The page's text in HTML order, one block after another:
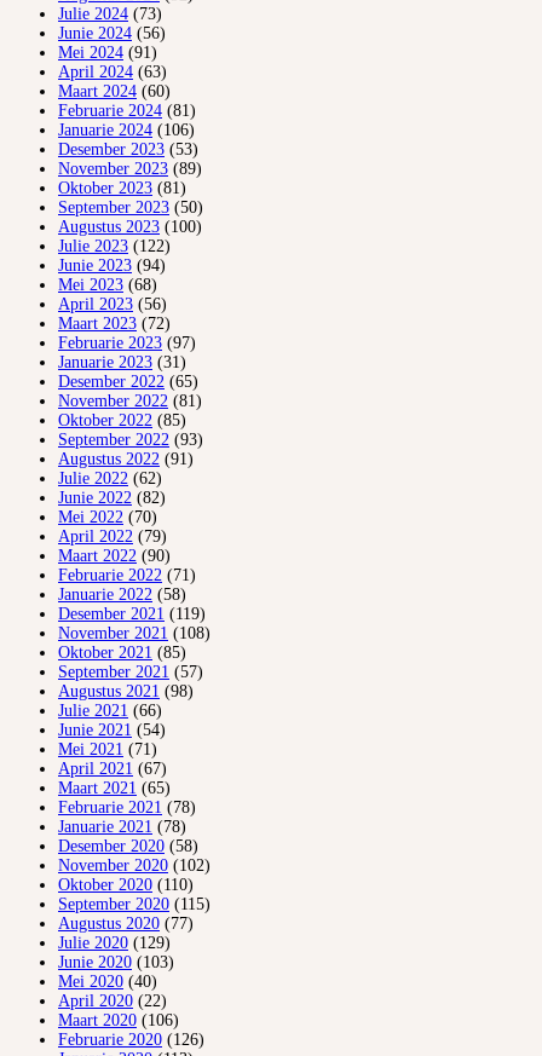
Julie 2024 (73)
Junie 2024 (56)
Mei 2024 (91)
April 2024 (63)
Maart 2024 (60)
Februarie 2024 (81)
Januarie 2024 (106)
Desember 2023 (53)
November 2023 (89)
Oktober 2023 (81)
September 2023 (50)
Augustus 2023 (100)
Julie 2023 (122)
Junie 2023 (94)
Mei 2023 (68)
April 2023 (56)
Maart 2023 (72)
Februarie 2023 (97)
Januarie 2023 (31)
Desember 2022 (65)
November 2022 (81)
Oktober 2022 (85)
September 2022 (93)
Augustus 2022 (91)
Julie 2022 (62)
Junie 2022 (82)
Mei 2022 (70)
April 2022 (79)
Maart 2022 (90)
Februarie 2022 (71)
Januarie 2022 (58)
Desember 2021 (119)
November 2021 (108)
Oktober 2021 (85)
September 2021 (57)
Augustus 2021 (98)
Julie 2021 (66)
Junie 2021 (54)
Mei 2021 (71)
April 2021 (67)
Maart 2021 (65)
Februarie 2021 (78)
Januarie 2021 (78)
Desember 2020 (58)
November 2020 (102)
Oktober 2020 (110)
September 2020 (115)
Augustus 2020 (77)
Julie 2020 (129)
Junie 2020 (103)
Mei 2020 (40)
April 2020 (22)
Maart 2020 (106)
Februarie 2020 (126)